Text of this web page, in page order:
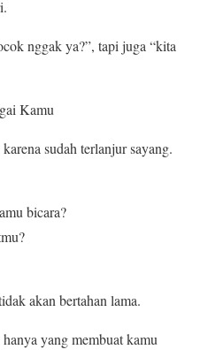
nggak ya?”, tapi juga “kita
Kamu
sudah terlanjur sayang.
bicara?
akan bertahan lama.
yang membuat kamu